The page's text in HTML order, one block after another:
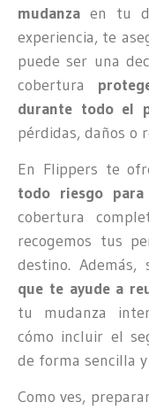
mudanza en tu
experiencia, te
puede ser una
cobertura
durante todo el
pérdidas, daños o
En Flippers te
todo riesgo para
cobertura
recogemos tus
destino. Además,
que te ayude a
tu mudanza
cómo incluir el
de forma sencilla
Como ves,